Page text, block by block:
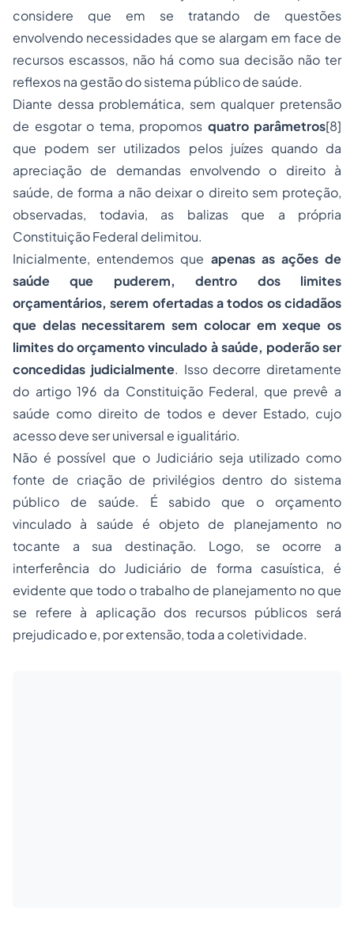
considere que em se tratando de questões
envolvendo necessidades que se alargam em face de
recursos escassos, não há como sua decisão não ter
reflexos na gestão do sistema público de saúde.
Diante dessa problemática, sem qualquer pretensão
de esgotar o tema, propomos quatro parâmetros[8]
que podem ser utilizados pelos juízes quando da
apreciação de demandas envolvendo o direito à
saúde, de forma a não deixar o direito sem proteção,
observadas, todavia, as balizas que a própria
Constituição Federal delimitou.
Inicialmente, entendemos que apenas as ações de
saúde que puderem, dentro dos limites
orçamentários, serem ofertadas a todos os cidadãos
que delas necessitarem sem colocar em xeque os
limites do orçamento vinculado à saúde, poderão ser
concedidas judicialmente. Isso decorre diretamente
do artigo 196 da Constituição Federal, que prevê a
saúde como direito de todos e dever Estado, cujo
acesso deve ser universal e igualitário.
Não é possível que o Judiciário seja utilizado como
fonte de criação de privilégios dentro do sistema
público de saúde. É sabido que o orçamento
vinculado à saúde é objeto de planejamento no
tocante a sua destinação. Logo, se ocorre a
interferência do Judiciário de forma casuística, é
evidente que todo o trabalho de planejamento no que
se refere à aplicação dos recursos públicos será
prejudicado e, por extensão, toda a coletividade.